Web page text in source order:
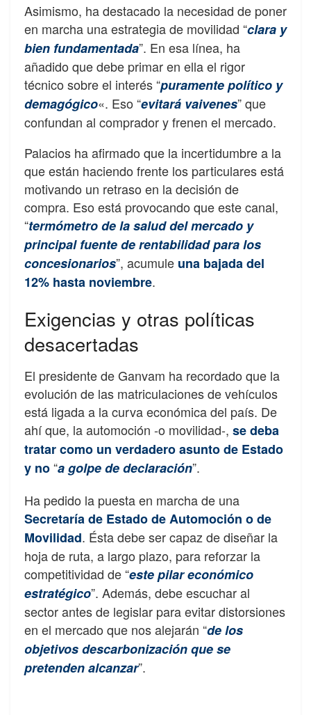
Asimismo, ha destacado la necesidad de poner
en marcha una estrategia de movilidad “clara y
bien fundamentada”. En esa línea, ha
añadido que debe primar en ella el rigor
técnico sobre el interés “puramente político y
demagógico«. Eso “evitará vaivenes” que
confundan al comprador y frenen el mercado.
Palacios ha afirmado que la incertidumbre a la
que están haciendo frente los particulares está
motivando un retraso en la decisión de
compra. Eso está provocando que este canal,
“termómetro de la salud del mercado y
principal fuente de rentabilidad para los
concesionarios”, acumule una bajada del
12% hasta noviembre.
Exigencias y otras políticas
desacertadas
El presidente de Ganvam ha recordado que la
evolución de las matriculaciones de vehículos
está ligada a la curva económica del país. De
ahí que, la automoción -o movilidad-, se deba
tratar como un verdadero asunto de Estado
y no“a golpe de declaración”.
Ha pedido la puesta en marcha de una
Secretaría de Estado de Automoción o de
Movilidad. Ésta debe ser capaz de diseñar la
hoja de ruta, a largo plazo, para reforzar la
competitividad de “este pilar económico
estratégico”. Además, debe escuchar al
sector antes de legislar para evitar distorsiones
en el mercado que nos alejarán “de los
objetivos descarbonización que se
pretenden alcanzar”.